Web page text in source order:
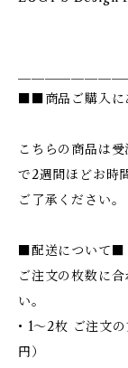
■■商品ご購入
こちらの商品は
で2週間ほどお時
ご了承ください。
■配送について■
ご注文の枚数に
い。
• 1〜2枚 ご注文
円）